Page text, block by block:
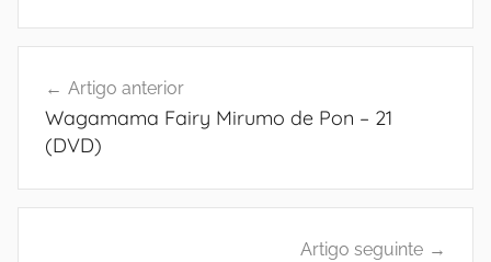
de
artigos
Artigo anterior
Wagamama Fairy Mirumo de Pon – 21
(DVD)
Artigo seguinte